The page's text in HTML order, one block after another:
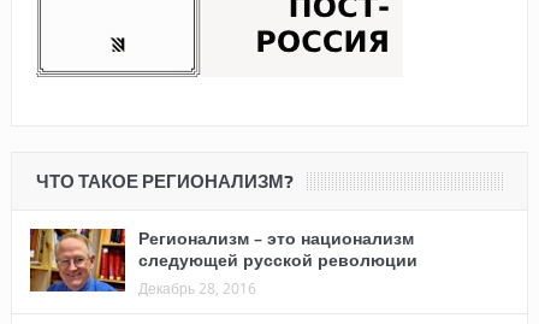
ЧТО ТАКОЕ РЕГИОНАЛИЗМ?
Регионализм – это национализм
следующей русской революции
Декабрь 28, 2016